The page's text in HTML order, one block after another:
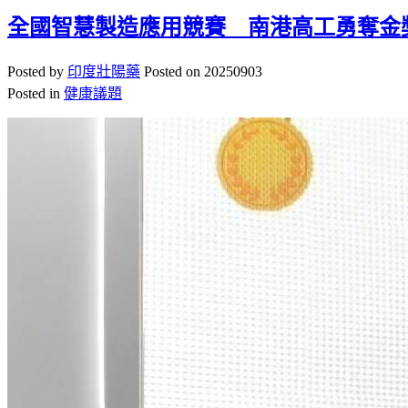
全國智慧製造應用競賽 南港高工勇奪金
Posted by 印度壯陽藥 Posted on 20250903
Posted in 健康議題